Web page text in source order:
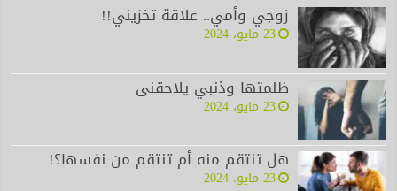
زوجي وأمي.. علاقة تخزيني!!
23 مايو، 2024
ظلمتها وذنبي يلاحقنى
23 مايو، 2024
هل تنتقم منه أم تنتقم من نفسها؟!
23 مايو، 2024